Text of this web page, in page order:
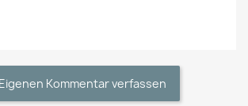
Eigenen Kommentar verfassen